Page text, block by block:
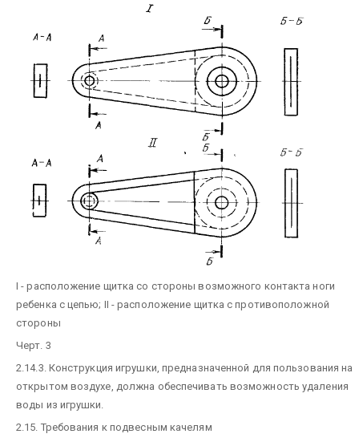
I - расположение щитка со стороны возможного контакта ноги
ребенка с цепью; II - расположение щитка с противоположной
стороны
Черт. 3
2.14.3. Конструкция игрушки, предназначенной для пользования на
открытом воздухе, должна обеспечивать возможность удаления
воды из игрушки.
2.15. Требования к подвесным качелям